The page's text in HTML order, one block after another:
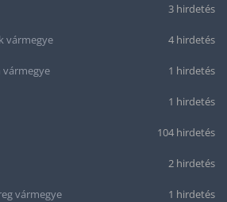
3 hirdetés
vármegye 4 hirdetés
vármegye 1 hirdetés
1 hirdetés
104 hirdetés
2 hirdetés
vármegye 1 hirdetés